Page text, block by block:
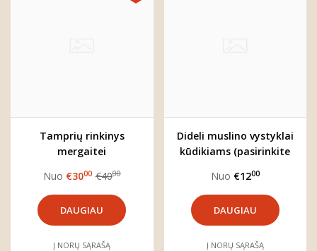
Tamprių rinkinys
mergaitei
Nuo €3000 €4000
DAUGIAU
Į NORŲ SĄRAŠĄ
Dideli muslino vystyklai
kūdikiams (pasirinkite
Nuo €1200
DAUGIAU
Į NORŲ SĄRAŠĄ